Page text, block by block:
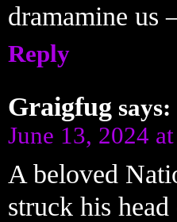
dramamine us
Reply
Graigfug says:
June 13, 2024
A beloved
struck his